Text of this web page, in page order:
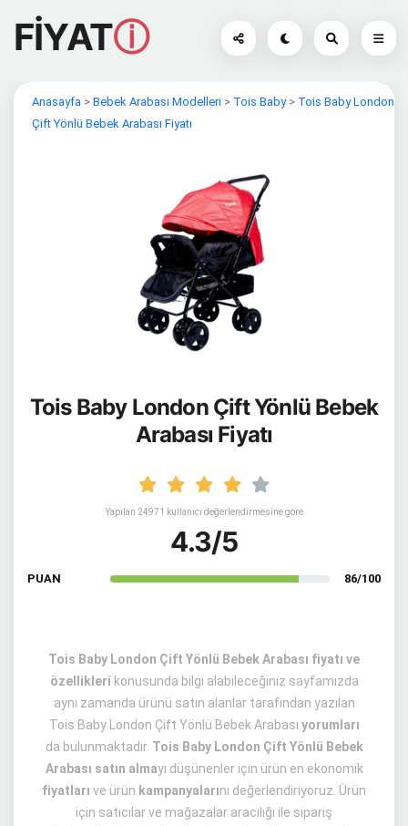
FİYATⓘ
Anasayfa > Bebek Arabası Modelleri > Tois Baby> Tois Baby London
Çift Yönlü Bebek Arabası Fiyatı
Tois Baby London Çift Yönlü Bebek
Arabası Fiyatı
Yapılan 24971 kullanıcı değerlendirmesine göre
4.3/5
PUAN 86/100
Tois Baby London Çift Yönlü Bebek Arabası fiyatı ve
özellikleri konusunda bilgi alabileceğiniz sayfamızda
aynı zamanda ürünü satın alanlar tarafından yazılan
Tois Baby London Çift Yönlü Bebek Arabası yorumları
da bulunmaktadır. Tois Baby London Çift Yönlü Bebek
Arabası satın almayı düşünenler için ürün en ekonomik
fiyatları ve ürün kampanyalarını değerlendiriyoruz. Ürün
için satıcılar ve mağazalar aracılığı ile sipariş